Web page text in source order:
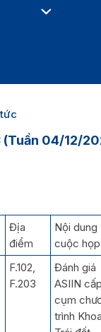
(Tuần 04/12/
Địa
điểm
Nội dung
cuộc họp
F.102,
F.203
Đánh giá
ASIIN cấp
cụm
trình